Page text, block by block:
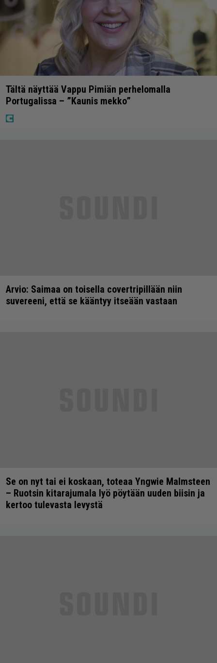
Tältä näyttää Vappu Pimiän perhelomalla
Portugalissa – ”Kaunis mekko”
Arvio: Saimaa on toisella covertripillään niin
suvereeni, että se kääntyy itseään vastaan
Se on nyt tai ei koskaan, toteaa Yngwie Malmsteen
– Ruotsin kitarajumala lyö pöytään uuden biisin ja
kertoo tulevasta levystä